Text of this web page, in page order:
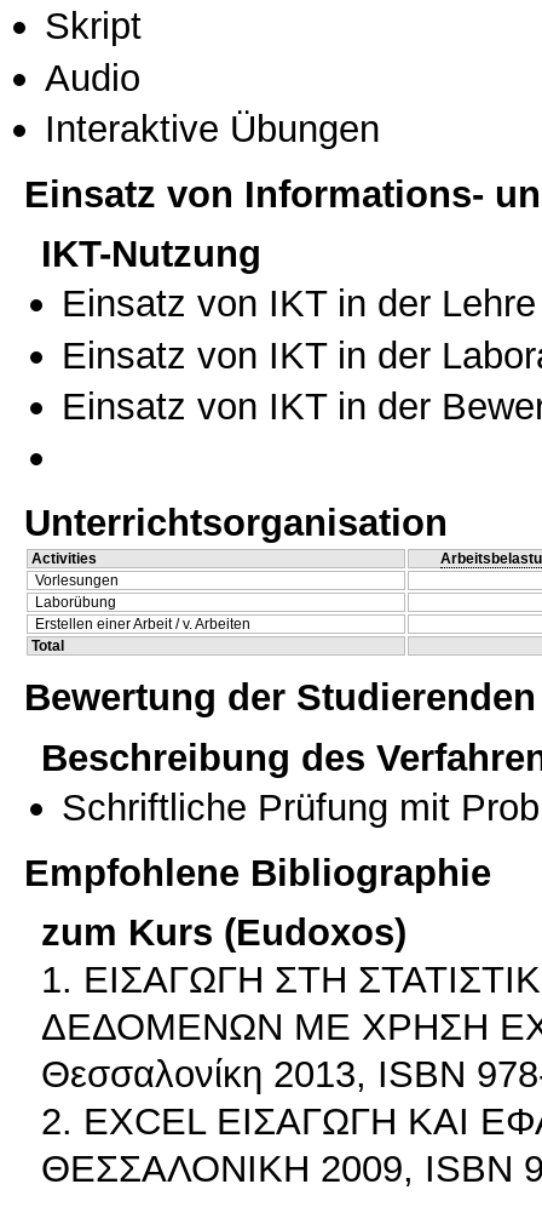
Skript
Audio
Interaktive Übungen
Einsatz von Informations-
IKT-Nutzung
Einsatz von IKT in der Lehre
Einsatz von IKT in der
Einsatz von IKT in der
Unterrichtsorganisation
Activities
Vorlesungen
Laborübung
Erstellen einer Arbeit / v. Arbeiten
Total
Bewertung der Studierenden
Beschreibung des
Schriftliche Prüfung mit
Empfohlene Bibliographie
zum Kurs (Eudoxos)
1. ΕΙΣΑΓΩΓΗ ΣΤΗ
ΔΕΔΟΜΕΝΩΝ ΜΕ ΧΡΗΣΗ
Θεσσαλονίκη 2013, ISBN
2. ΕΧCEL ΕΙΣΑΓΩΓΗ ΚΑΙ
ΘΕΣΣΑΛΟΝΙΚΗ 2009, ISBN